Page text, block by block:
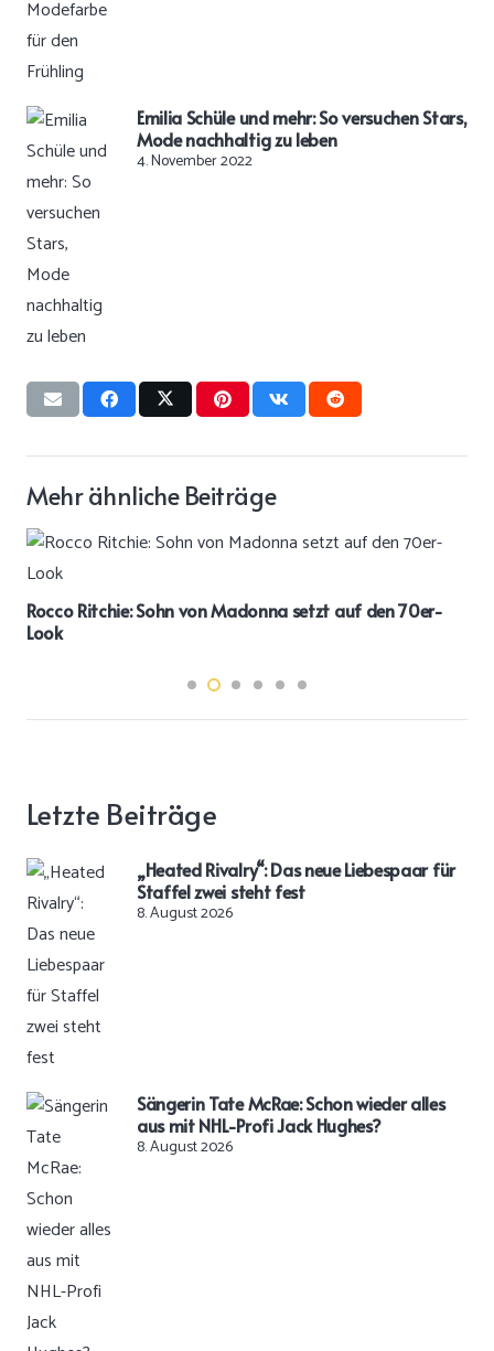
Emilia Schüle und mehr: So versuchen Stars,
Mode nachhaltig zu leben
4. November 2022
Mehr ähnliche Beiträge
Rocco Ritchie: Sohn von Madonna setzt auf den 70er-
Look
Letzte Beiträge
„Heated Rivalry“: Das neue Liebespaar für
Staffel zwei steht fest
8. August 2026
Sängerin Tate McRae: Schon wieder alles
aus mit NHL-Profi Jack Hughes?
8. August 2026